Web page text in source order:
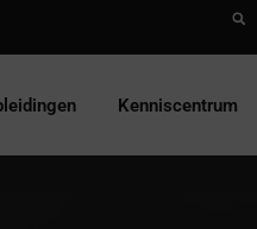
Kenniscentrum